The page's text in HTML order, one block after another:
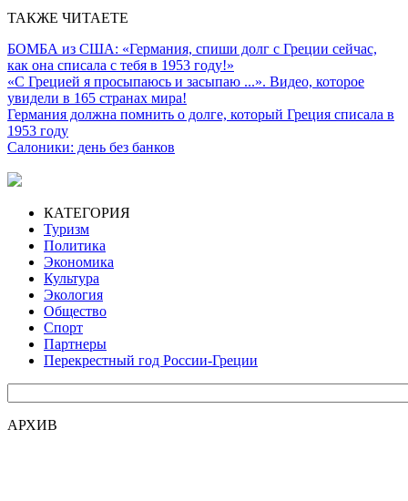
ТАКЖЕ ЧИТАЕТЕ
БОМБА из США: «Германия, спиши долг с Греции сейчас,
как она списала с тебя в 1953 году!»
«С Грецией я просыпаюсь и засыпаю ...». Видео, которое
увидели в 165 странах мира!
Германия должна помнить о долге, который Греция списала в
1953 году
Салоники: день без банков
КАТЕГОРИЯ
Туризм
Политика
Экономика
Культура
Экология
Общество
Спорт
Партнеры
Перекрестный год России-Греции
АРХИВ